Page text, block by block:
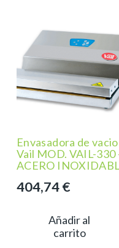
Envasadora de vacio
Vail MOD. VAIL-330
ACERO
404,74€
Añadir al
carrito